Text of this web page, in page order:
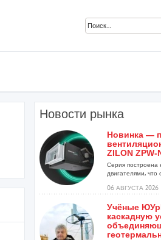
Новости рынка
Новинка —
ZILON ZPW-
Серия построена
двигателями, что
06 АВГУСТА 2026
Учёные
каскадную